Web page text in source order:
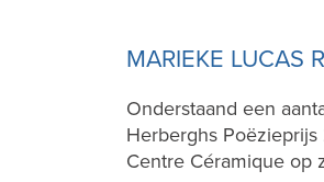
MARIEKE LUCAS
Onderstaand een
Herberghs
Centre Céramique op